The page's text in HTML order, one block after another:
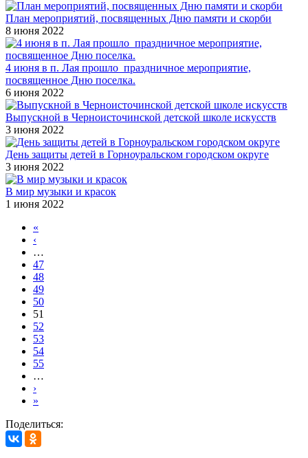
План мероприятий, посвященных Дню памяти и скорби
8 июня 2022
4 июня в п. Лая прошло праздничное мероприятие,
посвященное Дню поселка.
6 июня 2022
Выпускной в Черноисточинской детской школе искусств
3 июня 2022
День защиты детей в Горноуральском городском округе
3 июня 2022
В мир музыки и красок
1 июня 2022
«
‹
…
47
48
49
50
51
52
53
54
55
…
›
»
Поделиться: